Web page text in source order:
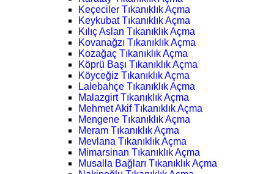
Keçeciler Tıkanıklık Açma
Keykubat Tıkanıklık Açma
Kılıç Aslan Tıkanıklık Açma
Kovanağzı Tıkanıklık Açma
Kozağaç Tıkanıklık Açma
Köprü Başı Tıkanıklık Açma
Köyceğiz Tıkanıklık Açma
Lalebahçe Tıkanıklık Açma
Malazgirt Tıkanıklık Açma
Mehmet Akif Tıkanıklık Açma
Mengene Tıkanıklık Açma
Meram Tıkanıklık Açma
Mevlana Tıkanıklık Açma
Mimarsinan Tıkanıklık Açma
Musalla Bağları Tıkanıklık Açma